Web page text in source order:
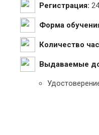
Регистрация:
Форма
Количество
Выдаваемые